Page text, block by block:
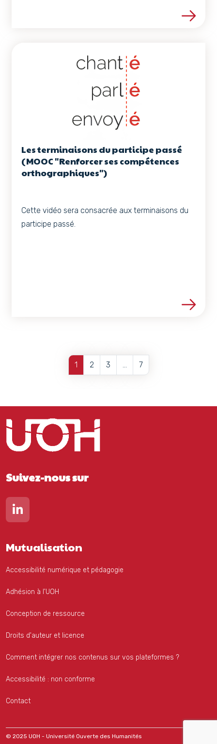
Voir les détails de la
Les terminaisons du participe passé
(MOOC "Renforcer ses compétences
orthographiques")
Cette vidéo sera consacrée aux terminaisons du
participe passé.
Voir les détails de la
1 2 3 7
Suivez-nous sur
Lien vers notre page Linkedin
Mutualisation
Accessibilité numérique et pédagogie
Adhésion à l'UOH
Conception de ressource
Droits d'auteur et licence
Comment intégrer nos contenus sur vos plateformes ?
Accessibilité : non conforme
Contact
© 2025 UOH - Université Ouverte des Humanités